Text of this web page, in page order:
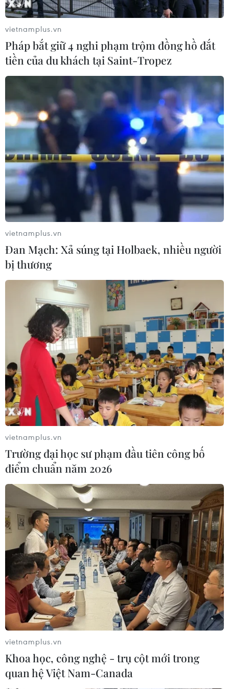
Hội đồng Bảo an dự kiến họp khẩn về tình
hình nhân đạo ở Ukraine
27/02/2022 23:15
Theo ước tính của Cao ủy Liên hợp quốc về người tị nạn
(UNHCR), cuộc xung đột ở Ukraine đã khiến hơn
120.000 người phải di tản sang các nước láng giềng
trong tuần qua.
vietnamplus.vn
Pháp bắt giữ 4 nghi phạm trộm đồng hồ đắt
tiền của du khách tại Saint-Tropez
vietnamplus.vn
Đan Mạch: Xả súng tại Holbaek, nhiều người
bị thương
vietnamplus.vn
Trường đại học sư phạm đầu tiên công bố
điểm chuẩn năm 2026
vietnamplus.vn
Khoa học, công nghệ - trụ cột mới trong
quan hệ Việt Nam-Canada